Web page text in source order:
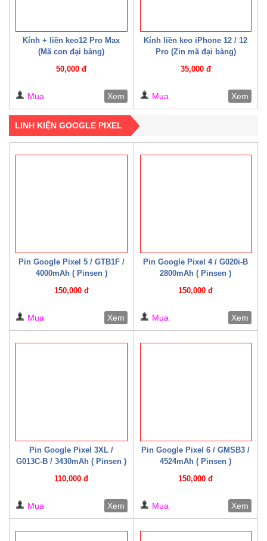
Kính + liền keo12 Pro Max
(Mã con đại bàng)
50,000 đ
Mua Xem
Kính liền keo iPhone 12 / 12
Pro (Zin mã đại bàng)
35,000 đ
Mua Xem
LINH KIỆN GOOGLE PIXEL
Pin Google Pixel 5 / GTB1F /
4000mAh ( Pinsen )
150,000 đ
Mua Xem
Pin Google Pixel 4 / G020i-B
2800mAh ( Pinsen )
150,000 đ
Mua Xem
Pin Google Pixel 3XL /
G013C-B / 3430mAh ( Pinsen )
110,000 đ
Mua Xem
Pin Google Pixel 6 / GMSB3 /
4524mAh ( Pinsen )
150,000 đ
Mua Xem